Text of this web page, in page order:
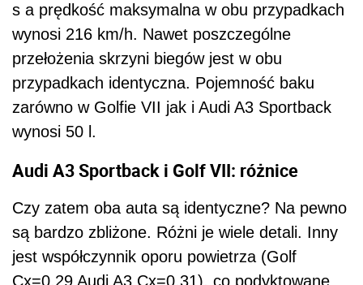
s a prędkość maksymalna w obu przypadkach
wynosi 216 km/h. Nawet poszczególne
przełożenia skrzyni biegów jest w obu
przypadkach identyczna. Pojemność baku
zarówno w Golfie VII jak i Audi A3 Sportback
wynosi 50 l.
Audi A3 Sportback i Golf VII: różnice
Czy zatem oba auta są identyczne? Na pewno
są bardzo zbliżone. Różni je wiele detali. Inny
jest współczynnik oporu powietrza (Golf
Cx=0,29 Audi A3 Cx=0,31), co podyktowane